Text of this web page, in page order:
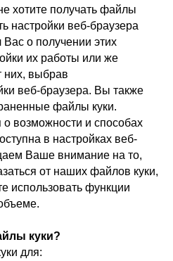
хотите получать файлы
настройки веб-браузера
о получении этих
их работы или же
них, выбрав
веб-браузера. Вы также
файлы куки.
возможности и способах
в настройках веб-
Ваше внимание на то,
от наших файлов куки,
использовать функции
куки?
для: